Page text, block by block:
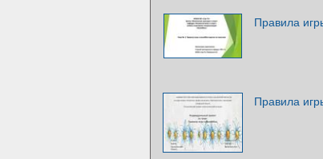
Правила
Правила